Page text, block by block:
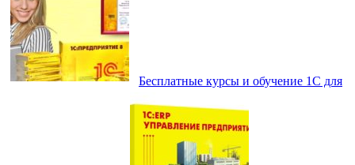
Бесплатные курсы и обучение 1С для